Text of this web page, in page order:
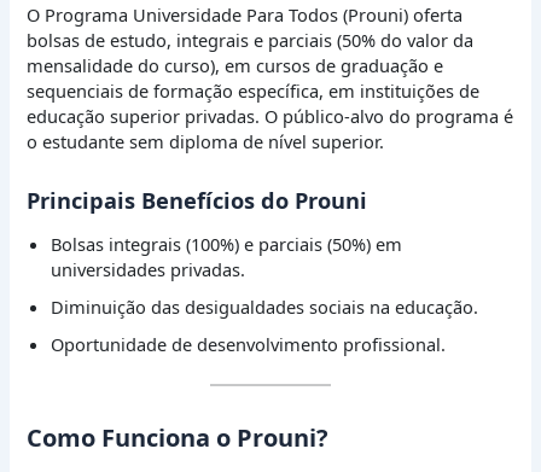
O Programa Universidade Para Todos (Prouni) oferta
bolsas de estudo, integrais e parciais (50% do valor da
mensalidade do curso), em cursos de graduação e
sequenciais de formação específica, em instituições de
educação superior privadas. O público-alvo do programa é
o estudante sem diploma de nível superior.
Principais Benefícios do Prouni
Bolsas integrais (100%) e parciais (50%) em
universidades privadas.
Diminuição das desigualdades sociais na educação.
Oportunidade de desenvolvimento profissional.
Como Funciona o Prouni?